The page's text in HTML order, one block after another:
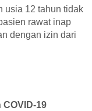
usia 12 tahun tidak
rawat inap
dengan izin dari
19